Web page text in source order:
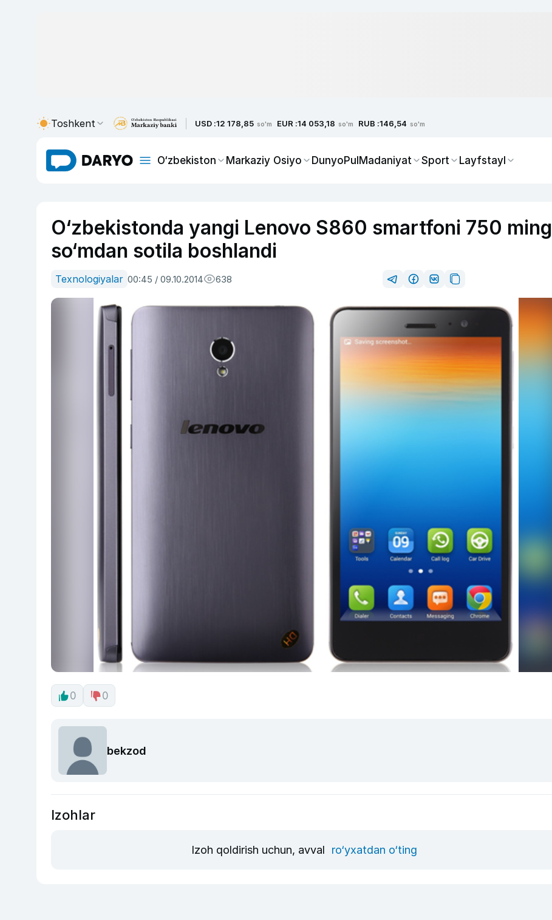
Toshkent USD :12 178,85 so'm EUR :14 053,18 so'm RUB :146,54 so'm
O‘zbekiston Markaziy Osiyo DunyoPulMadaniyat Sport Layfstayl
O‘zbekistonda yangi Lenovo S860 smartfoni 750 ming
so‘mdan sotila boshlandi
Texnologiyalar 00:45 / 09.10.2014 638
0 0
bekzod
Izohlar
Izoh qoldirish uchun, avval ro‘yxatdan o‘ting